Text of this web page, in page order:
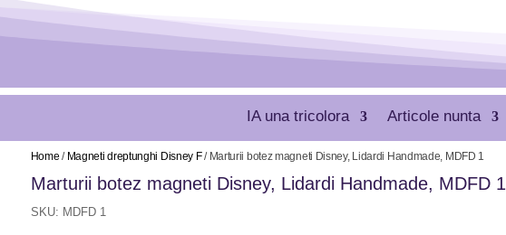
IA una tricolora Articole nunta
Home / Magneti dreptunghi Disney F/ Marturii botez magneti Disney, Lidardi Handmade, MDFD 1
Marturii botez magneti Disney, Lidardi Handmade, MDFD 1
SKU: MDFD 1